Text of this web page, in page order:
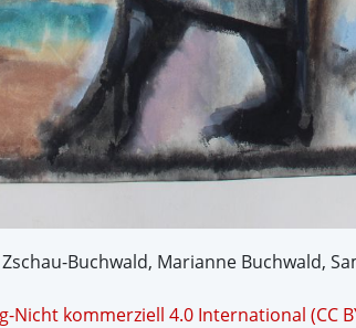
Buchwald, Marianne Buchwald,
Nicht kommerziell 4.0 International (CC